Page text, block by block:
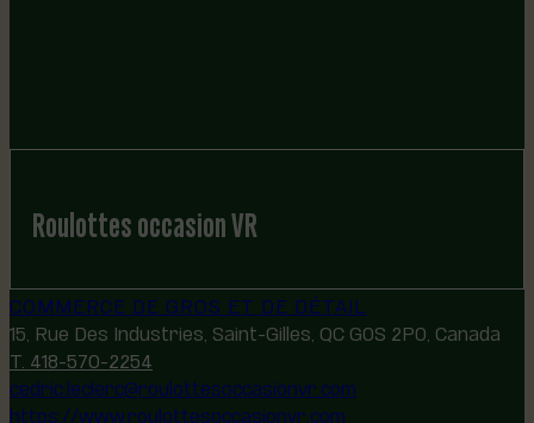
Roulottes occasion VR
COMMERCE DE GROS ET DE DÉTAIL
15, Rue Des Industries, Saint-Gilles, QC G0S 2P0, Canada
T. 418-570-2254
cedric.leclerc@roulottesoccasionvr.com
https://www.roulottesoccasionvr.com